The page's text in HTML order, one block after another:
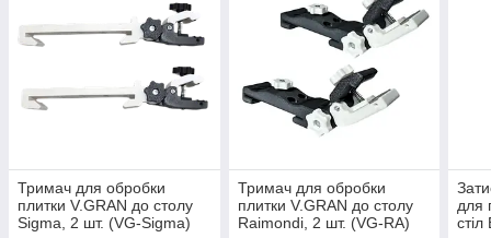
Тримач для обробки
плитки V.GRAN до столу
Sigma, 2 шт. (VG-Sigma)
Тримач для обробки
плитки V.GRAN до столу
Raimondi, 2 шт. (VG-RA)
для